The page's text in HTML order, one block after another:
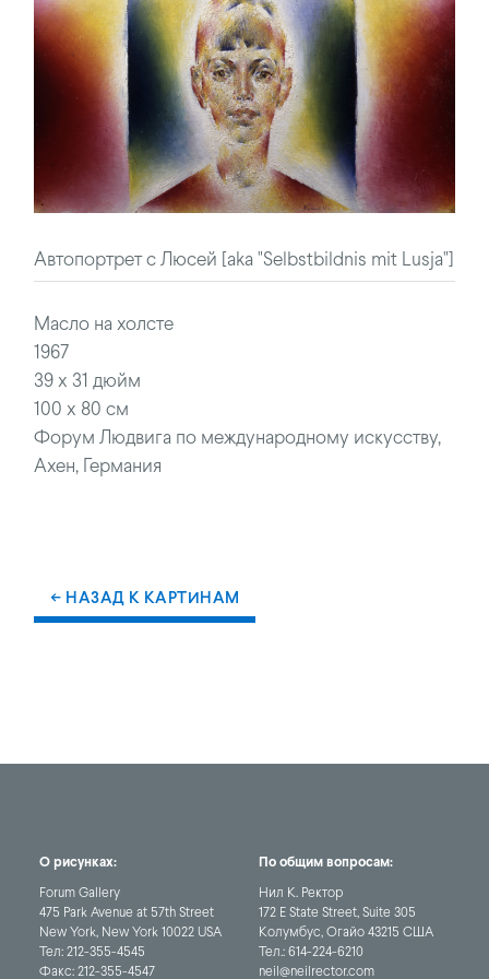
Автопортрет с Люсей [aka "Selbstbildnis mit Lusja"]
Масло на холсте
1967
39 x 31 дюйм
100 x 80 см
Форум Людвига по международному искусству,
Ахен, Германия
← НАЗАД К КАРТИНАМ
О рисунках:
Forum Gallery
475 Park Avenue at 57th Street
New York, New York 10022 USA
Тел:212-355-4545
Факс:212-355-4547
По общим вопросам:
Нил К. Ректор
172 E State Street, Suite 305
Колумбус, Огайо 43215 США
Тел.:614-224-6210
neil@neilrector.com